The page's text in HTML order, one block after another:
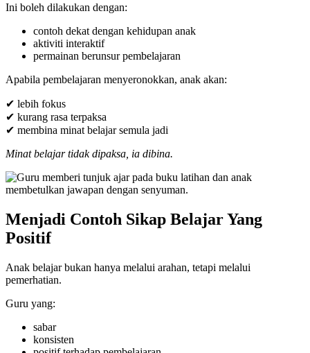
Ini boleh dilakukan dengan:
contoh dekat dengan kehidupan anak
aktiviti interaktif
permainan berunsur pembelajaran
Apabila pembelajaran menyeronokkan, anak akan:
✔ lebih fokus
✔ kurang rasa terpaksa
✔ membina minat belajar semula jadi
Minat belajar tidak dipaksa, ia dibina.
Menjadi Contoh Sikap Belajar Yang
Positif
Anak belajar bukan hanya melalui arahan, tetapi melalui
pemerhatian.
Guru yang:
sabar
konsisten